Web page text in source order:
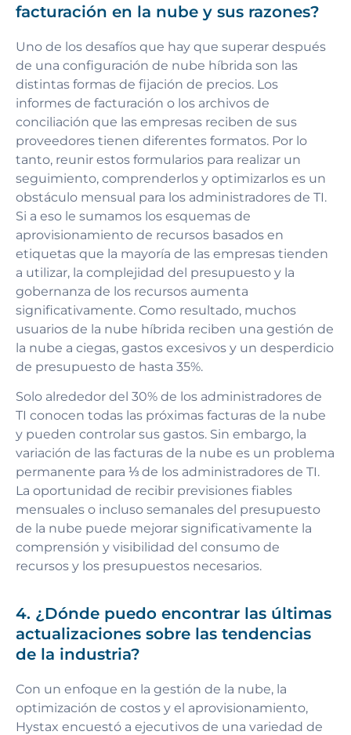
facturación en la nube y sus razones?
Uno de los desafíos que hay que superar después
de una configuración de nube híbrida son las
distintas formas de fijación de precios. Los
informes de facturación o los archivos de
conciliación que las empresas reciben de sus
proveedores tienen diferentes formatos. Por lo
tanto, reunir estos formularios para realizar un
seguimiento, comprenderlos y optimizarlos es un
obstáculo mensual para los administradores de TI.
Si a eso le sumamos los esquemas de
aprovisionamiento de recursos basados en
etiquetas que la mayoría de las empresas tienden
a utilizar, la complejidad del presupuesto y la
gobernanza de los recursos aumenta
significativamente. Como resultado, muchos
usuarios de la nube híbrida reciben una gestión de
la nube a ciegas, gastos excesivos y un desperdicio
de presupuesto de hasta 35%.
Solo alrededor del 30% de los administradores de
TI conocen todas las próximas facturas de la nube
y pueden controlar sus gastos. Sin embargo, la
variación de las facturas de la nube es un problema
permanente para ⅓ de los administradores de TI.
La oportunidad de recibir previsiones fiables
mensuales o incluso semanales del presupuesto
de la nube puede mejorar significativamente la
comprensión y visibilidad del consumo de
recursos y los presupuestos necesarios.
4. ¿Dónde puedo encontrar las últimas
actualizaciones sobre las tendencias
de la industria?
Con un enfoque en la gestión de la nube, la
optimización de costos y el aprovisionamiento,
Hystax encuestó a ejecutivos de una variedad de